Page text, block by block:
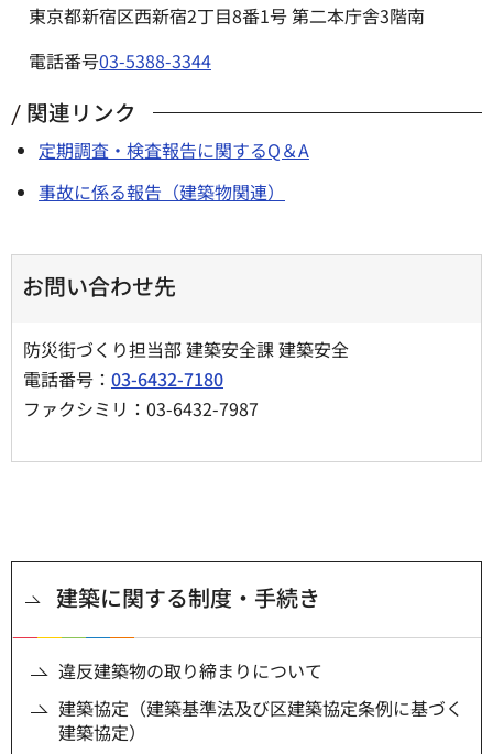
東京都新宿区西新宿2丁目8番1号 第二本庁舎3階南
電話番号03-5388-3344
関連リンク
定期調査・検査報告に関するQ＆A
事故に係る報告（建築物関連）
お問い合わせ先
防災街づくり担当部 建築安全課 建築安全
電話番号： 03-6432-7180
ファクシミリ：03-6432-7987
建築に関する制度・手続き
違反建築物の取り締まりについて
建築協定（建築基準法及び区建築協定条例に基づく
建築協定）